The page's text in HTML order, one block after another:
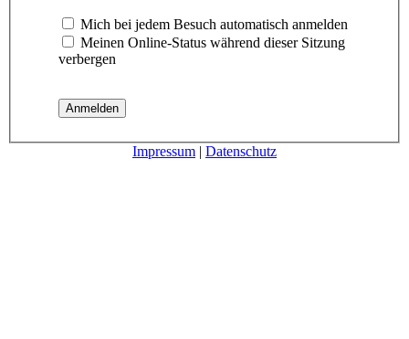
Mich bei jedem Besuch automatisch anmelden
Meinen Online-Status während dieser Sitzung
verbergen
Impressum | Datenschutz